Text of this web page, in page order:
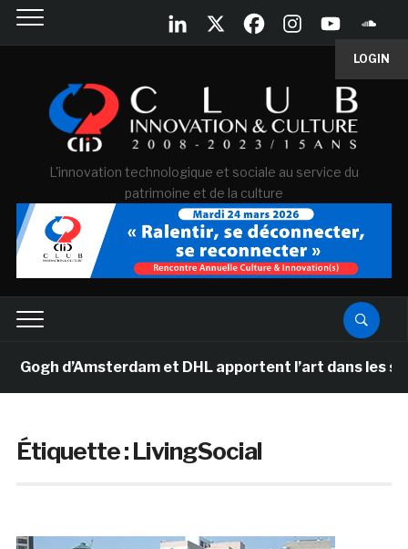
LOGIN
L'innovation technologique et sociale au service du
patrimoine et de la culture
d’Amsterdam et DHL apportent l’art dans les
Étiquette :LivingSocial